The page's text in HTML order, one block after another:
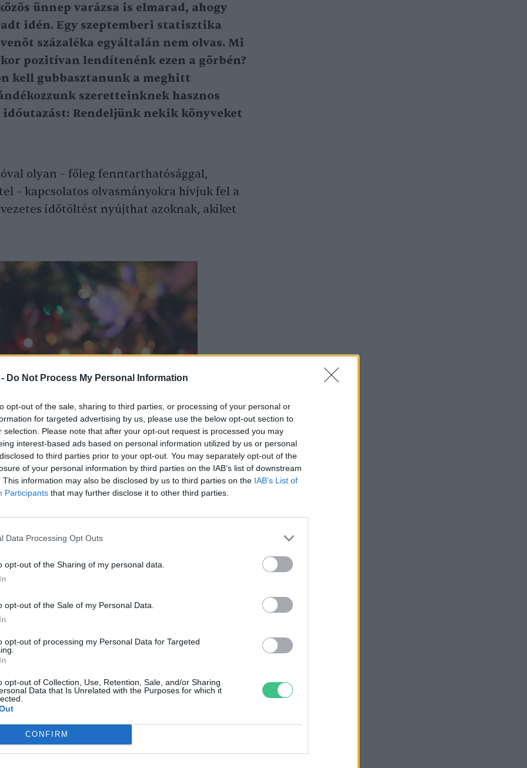
Do Not Process My Personal Information
opt-out of the sale, sharing to third parties, or processing of your personal or
for targeted advertising by us, please use the below opt-out section to
selection. Please note that after your opt-out request is processed you may
interest-based ads based on personal information utilized by us or personal
to third parties prior to your opt-out. You may separately opt-out of the
of your personal information by third parties on the IAB’s list of downstream
This information may also be disclosed by us to third parties on the IAB’s List of
Participants that may further disclose it to other third parties.
Data Processing Opt Outs
opt-out of the Sharing of my personal data.
opt-out of the Sale of my Personal Data.
opt-out of processing my Personal Data for Targeted
opt-out of Collection, Use, Retention, Sale, and/or Sharing
Data that Is Unrelated with the Purposes for which it
CONFIRM
ünnep varázsa is elmarad, ahogy
idén. Egy szeptemberi statisztika
százaléka egyáltalán nem olvas. Mi
pozitívan lendítenénk ezen a görbén?
kell gubbasztanunk a meghitt
szeretteinknek hasznos
Rendeljünk nekik könyveket
olyan – főleg fenntarthatósággal,
– kapcsolatos olvasmányokra hívjuk fel a
időtöltést nyújthat azoknak, akiket
– bármilyen meglepő – számos pozitív
saját mikrokörnyezetünkben. A változó
együtt, önkéntelenül is
változtatni a karantén „nyugalmában”.
önfejlesztettünk, – a dühöngés és a
rengeteget
talán picit tudatosabban élni.
a már megkezdett
pedig a fenntarthatóságra és a világ
járni
Peter Wohllebenneve ismerősen